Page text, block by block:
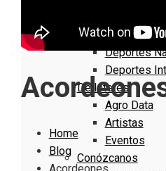
Deportes
Deportes
Deportes
De Interés
Agro Data
Artistas
Eventos
Conózcanos
Home
Blog